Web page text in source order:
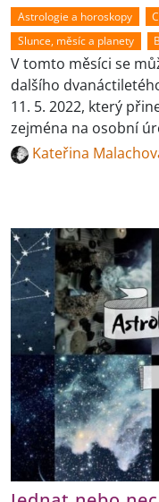
Astrologie a horoskopy
Slunce, měsíc a planety
V tomto měsíci se
dalšího
11. 5. 2022, který
zejména na osobní
Kateřina